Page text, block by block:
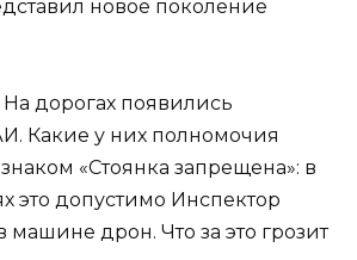
дорогах появились
Какие у них полномочия
«Стоянка запрещена»: в
это допустимо Инспектор
дрон. Что за это грозит